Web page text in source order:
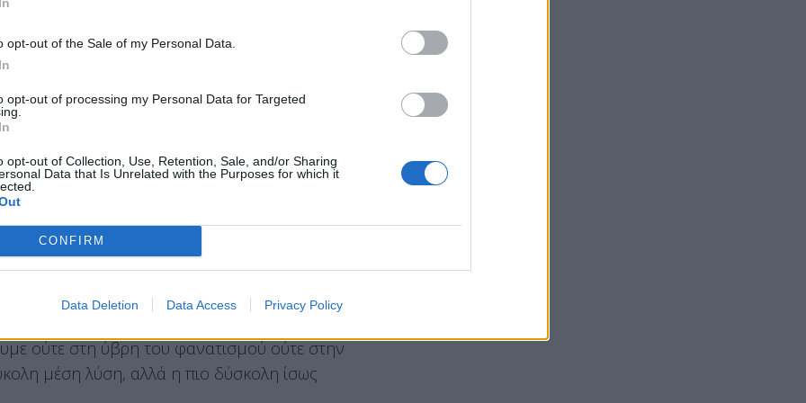
opt-out of the Sale of my Personal Data.
opt-out of processing my Personal Data for Targeted
opt-out of Collection, Use, Retention, Sale, and/or Sharing
Data that Is Unrelated with the Purposes for which it
CONFIRM
Data Deletion Data Access Privacy Policy
έχω όχι μόνο το δικαίωμα, αλλά και την
Ειδικά σε μια χώρα που έχει ταλαιπωρηθεί
πολέμους. Στέκομαι, λοιπόν, σε 5
μπορέσει η Ελλάδα να ανοίξει καινούργιους
πολιτικά και κοινωνικά. Αρχές
μέτρο
να σκεπτόμαστε, να κρίνουμε και να
ούτε στη ύβρη του φανατισμού ούτε στην
μέση λύση, αλλά η πιο δύσκολη ίσως